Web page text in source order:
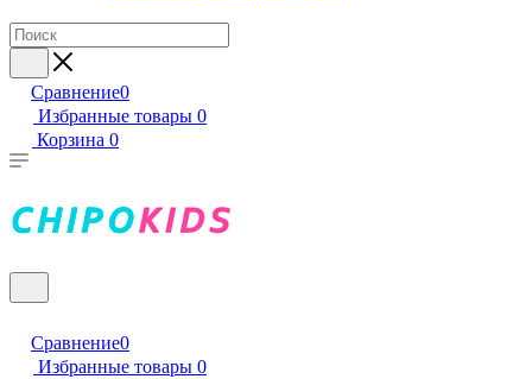
Сравнение0
Избранные товары 0
Корзина 0
Сравнение0
Избранные товары 0